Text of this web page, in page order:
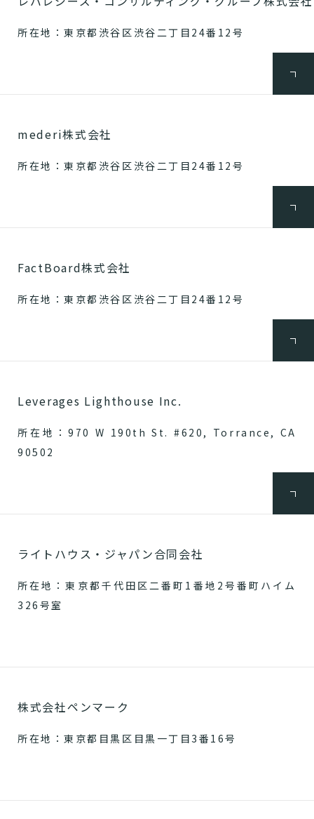
所在地：東京都渋谷区渋谷二丁目24番12号
mederi株式会社
所在地：東京都渋谷区渋谷二丁目24番12号
FactBoard株式会社
所在地：東京都渋谷区渋谷二丁目24番12号
Leverages Lighthouse Inc.
所在地：970 W 190th St. #620, Torrance, CA
90502
ライトハウス・ジャパン合同会社
所在地：東京都千代田区二番町1番地2号番町ハイム
326号室
株式会社ペンマーク
所在地：東京都目黒区目黒一丁目3番16号